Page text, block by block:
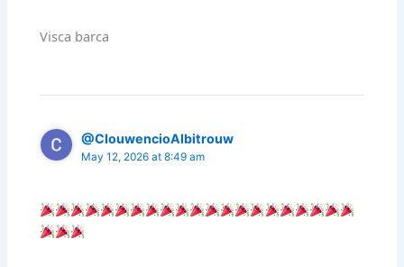
Visca barca
@ClouwencioAlbitrouw
May 12, 2026 at 8:49 am